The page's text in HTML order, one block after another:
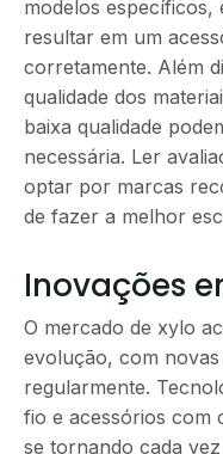
modelos específicos,
resultar em um
corretamente. Além
qualidade dos
baixa qualidade
necessária. Ler
optar por marcas
de fazer a melhor
Inovações
O mercado de xylo
evolução, com
regularmente.
fio e acessórios com
se tornando cada